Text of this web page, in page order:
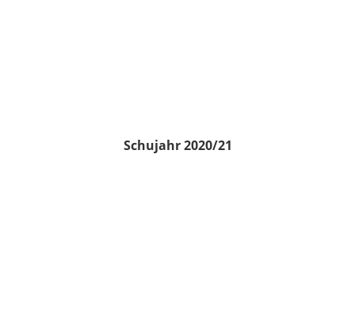
Schujahr 2020/21